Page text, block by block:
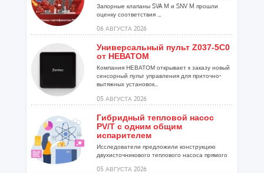
Запорные клапаны SVA M и SNV M прошли
оценку соответствия ...
06 АВГУСТА 2026
Универсальный пульт Z037-5C0
от НЕВАТОМ
Компания НЕВАТОМ открывает к заказу новый
сенсорный пульт управления для приточно-
вытяжных установок...
05 АВГУСТА 2026
Гибридный тепловой насос
PV/T с одним общим
испарителем
Исследователи предложили конструкцию
двухисточникового теплового насоса прямого
05 АВГУСТА 2026